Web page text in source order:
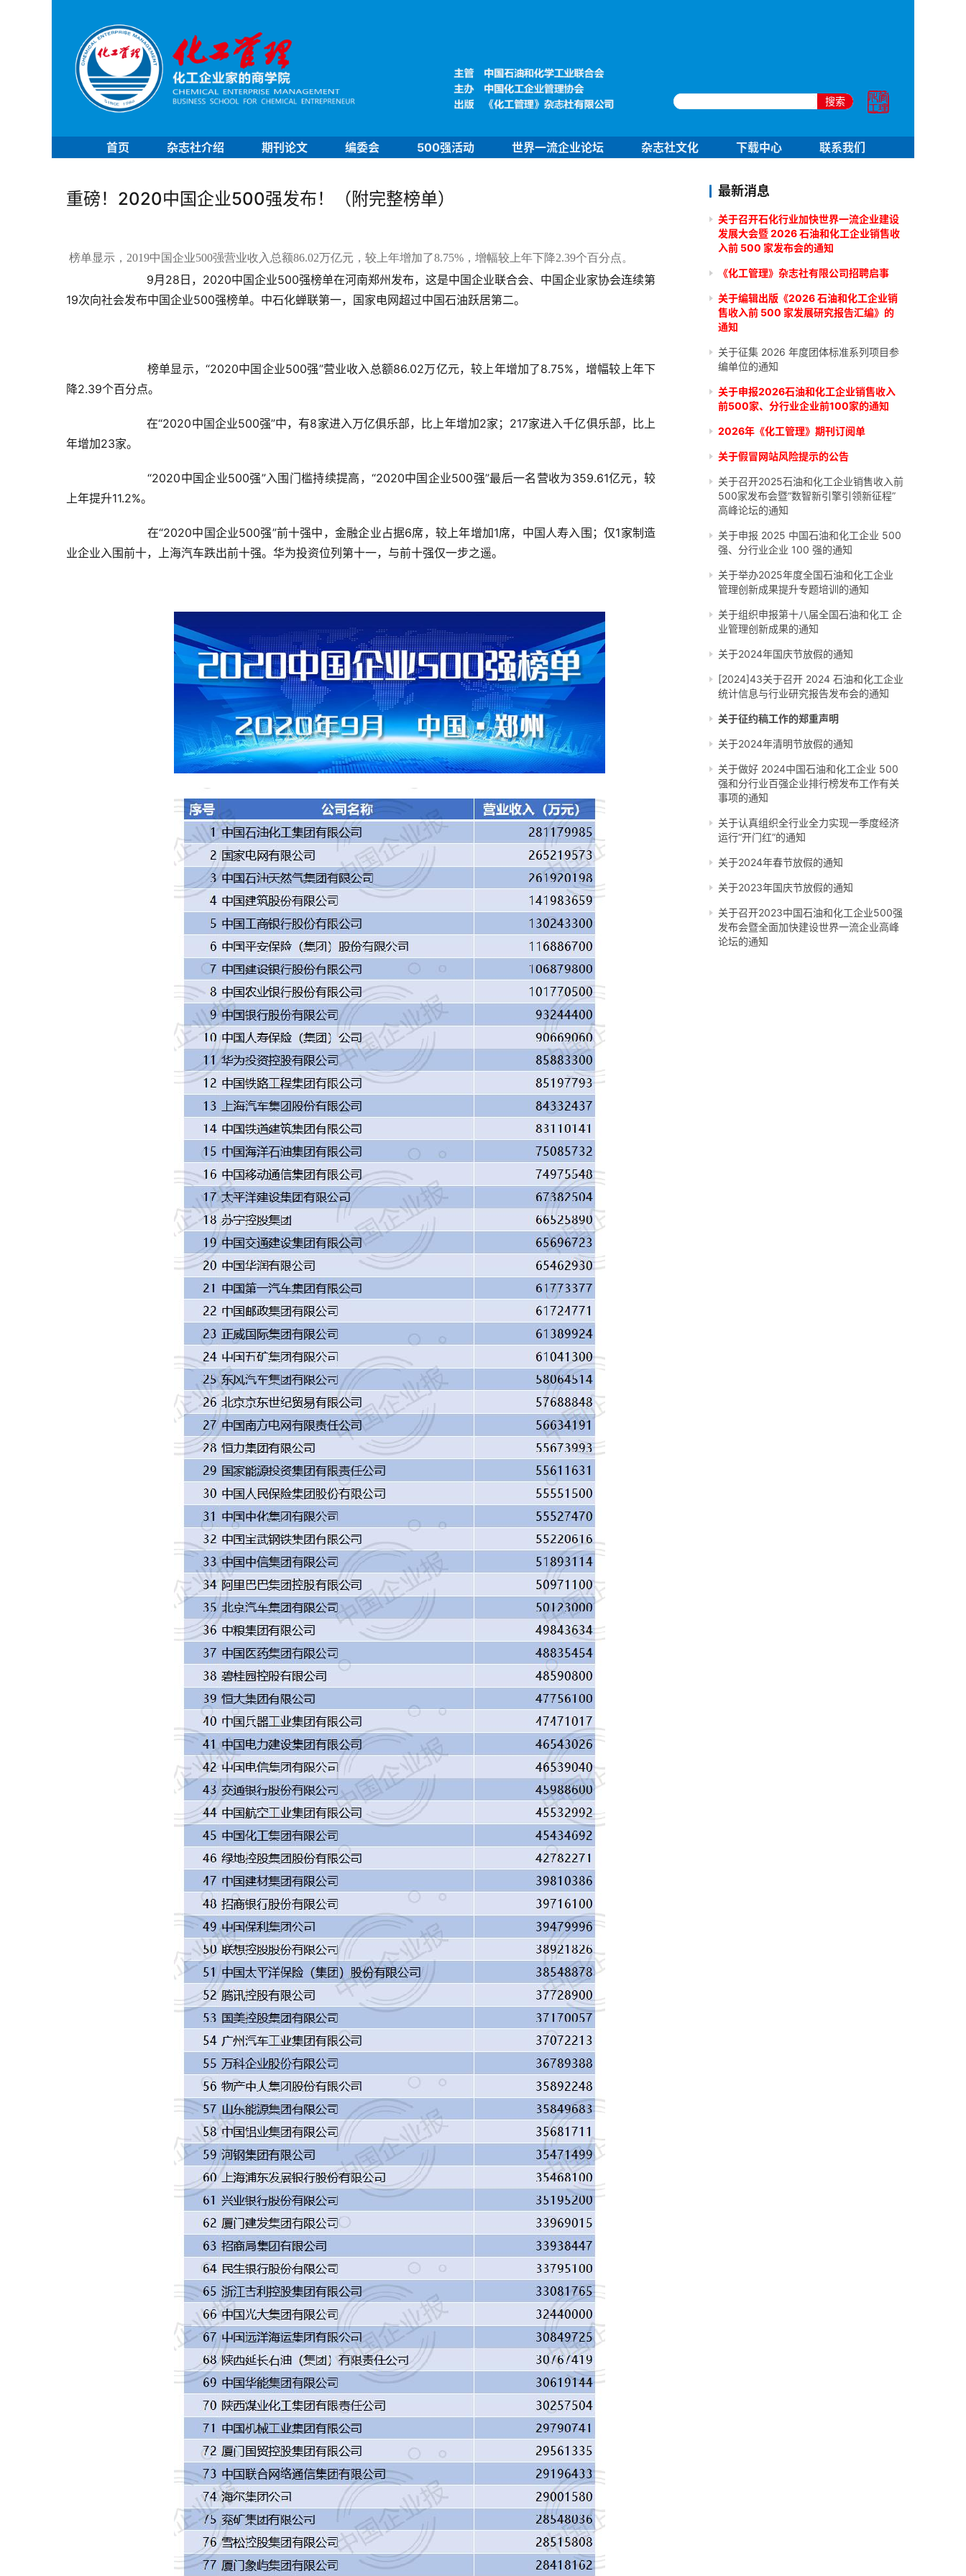
搜索
首页 杂志社介绍 期刊论文 编委会 500强活动 世界一流企业论坛 杂志社文化 下载中心 联系我们
重磅！2020中国企业500强发布！（附完整榜单）
榜单显示，2019中国企业500强营业收入总额86.02万亿元，较上年增加了8.75%，增幅较上年下降2.39个百分点。
9月28日，2020中国企业500强榜单在河南郑州发布，这是中国企业联合会、中国企业家协会连续第
19次向社会发布中国企业500强榜单。中石化蝉联第一，国家电网超过中国石油跃居第二。
榜单显示，“2020中国企业500强”营业收入总额86.02万亿元，较上年增加了8.75%，增幅较上年下
降2.39个百分点。
在“2020中国企业500强”中，有8家进入万亿俱乐部，比上年增加2家；217家进入千亿俱乐部，比上
年增加23家。
“2020中国企业500强”入围门槛持续提高，“2020中国企业500强”最后一名营收为359.61亿元，较
上年提升11.2%。
在“2020中国企业500强”前十强中，金融企业占据6席，较上年增加1席，中国人寿入围；仅1家制造
业企业入围前十，上海汽车跌出前十强。华为投资位列第十一，与前十强仅一步之遥。
最新消息
关于召开石化行业加快世界一流企业建设
发展大会暨 2026 石油和化工企业销售收
入前 500 家发布会的通知
《化工管理》杂志社有限公司招聘启事
关于编辑出版《2026 石油和化工企业销
售收入前 500 家发展研究报告汇编》的
通知
关于征集 2026 年度团体标准系列项目参
编单位的通知
关于申报2026石油和化工企业销售收入
前500家、分行业企业前100家的通知
2026年《化工管理》期刊订阅单
关于假冒网站风险提示的公告
关于召开2025石油和化工企业销售收入前
500家发布会暨“数智新引擎引领新征程”
高峰论坛的通知
关于申报 2025 中国石油和化工企业 500
强、分行业企业 100 强的通知
关于举办2025年度全国石油和化工企业
管理创新成果提升专题培训的通知
关于组织申报第十八届全国石油和化工 企
业管理创新成果的通知
关于2024年国庆节放假的通知
[2024]43关于召开 2024 石油和化工企业
统计信息与行业研究报告发布会的通知
关于征约稿工作的郑重声明
关于2024年清明节放假的通知
关于做好 2024中国石油和化工企业 500
强和分行业百强企业排行榜发布工作有关
事项的通知
关于认真组织全行业全力实现一季度经济
运行“开门红”的通知
关于2024年春节放假的通知
关于2023年国庆节放假的通知
关于召开2023中国石油和化工企业500强
发布会暨全面加快建设世界一流企业高峰
论坛的通知